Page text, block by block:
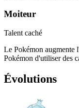
Moiteur
Talent caché
Le Pokémon augmente
Pokémon d'utiliser des
Évolutions